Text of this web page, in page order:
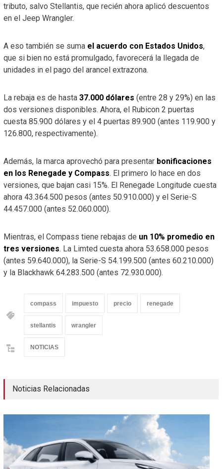
tributo, salvo Stellantis, que recién ahora aplicó descuentos
en el Jeep Wrangler.
A eso también se suma el acuerdo con Estados Unidos,
que si bien no está promulgado, favorecerá la llegada de
unidades in el pago del arancel extrazona.
La rebaja es de hasta 37.000 dólares (entre 28 y 29%) en las
dos versiones disponibles. Ahora, el Rubicon 2 puertas
cuesta 85.900 dólares y el 4 puertas 89.900 (antes 119.900 y
126.800, respectivamente).
Además, la marca aprovechó para presentar bonificaciones
en los Renegade y Compass. El primero lo hace en dos
versiones, que bajan casi 15%. El Renegade Longitude cuesta
ahora 43.364.500 pesos (antes 50.910.000) y el Serie-S
44.457.000 (antes 52.060.000).
Mientras, el Compass tiene rebajas de un 10% promedio en
tres versiones. La Limted cuesta ahora 53.658.000 pesos
(antes 59.640.000), la Serie-S 54.199.500 (antes 60.210.000)
y la Blackhawk 64.283.500 (antes 72.930.000).
compass impuesto precio renegade
stellantis wrangler
NOTICIAS
Noticias Relacionadas